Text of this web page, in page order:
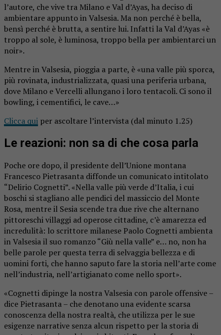
l’autore, che vive tra Milano e Val d’Ayas, ha deciso di
ambientare appunto in Valsesia. Ma non perché è bella,
bensì perché è brutta, a sentire lui. Infatti la Val d’Ayas «è
troppo al sole, è luminosa, troppo bella per ambientarci un
noir».
Mentre in Valsesia, pioggia a parte, è «una valle più sporca,
più rovinata, industrializzata, quasi una periferia urbana,
dove Milano e Vercelli allungano i loro tentacoli. Ci sono il
bowling, i cementifici, le cave…»
Clicca qui per ascoltare l’intervista (dal minuto 1.25)
Le reazioni: non sa di che cosa parla
Poche ore dopo, il presidente dell’Unione montana
Francesco Pietrasanta diffonde un comunicato intitolato
“Delirio Cognetti”. «Nella valle più verde d’Italia, i cui
boschi si stagliano alle pendici del massiccio del Monte
Rosa, mentre il Sesia scende tra due rive che alternano
pittoreschi villaggi ad operose cittadine, c’è amarezza ed
incredulità: lo scrittore milanese Paolo Cognetti ambienta
in Valsesia il suo romanzo “Giù nella valle” e… no, non ha
belle parole per questa terra di selvaggia bellezza e di
uomini forti, che hanno saputo fare la storia nell’arte come
nell’industria, nell’artigianato come nello sport».
«Cognetti dipinge la nostra Valsesia con parole offensive –
dice Pietrasanta – che denotano una evidente scarsa
conoscenza della nostra realtà, che utilizza per le sue
esigenze narrative senza alcun rispetto per la storia di